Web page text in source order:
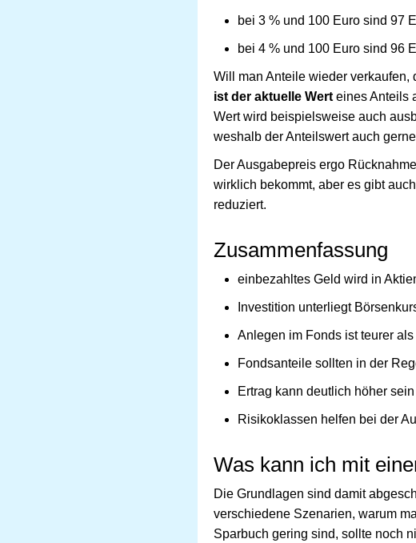
bei 3 % und 100 Euro sind 97
bei 4 % und 100 Euro sind 96
Will man Anteile wieder verkaufen,
ist der aktuelle Wert eines Anteils
Wert wird beispielsweise auch
weshalb der Anteilswert auch
Der Ausgabepreis ergo
wirklich bekommt, aber es gibt
reduziert.
Zusammenfassung
einbezahltes Geld wird in
Investition unterliegt
Anlegen im Fonds ist teurer
Fondsanteile sollten in der
Ertrag kann deutlich höher
Risikoklassen helfen bei der
Was kann ich mit
Die Grundlagen sind damit
verschiedene Szenarien, warum
Sparbuch gering sind, sollte noch